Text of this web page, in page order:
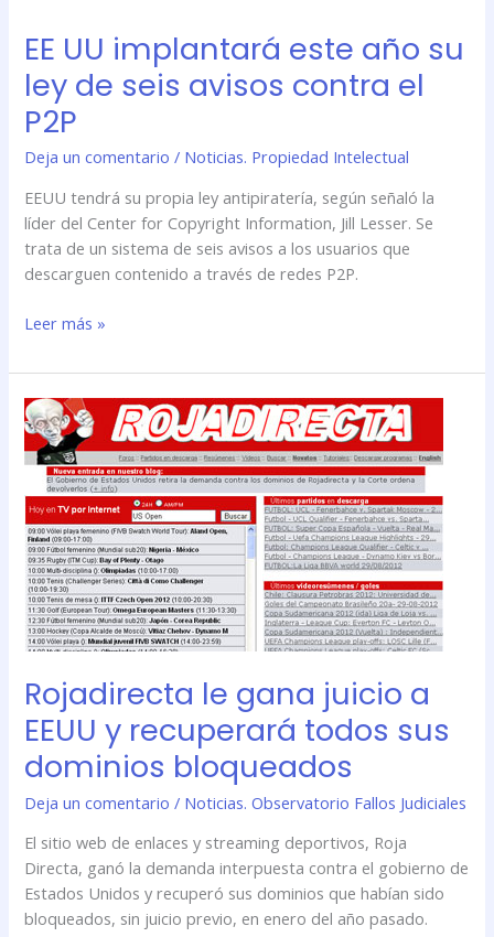
EE UU implantará este año su
ley de seis avisos contra el
P2P
Deja un comentario / Noticias. Propiedad Intelectual
EEUU tendrá su propia ley antipiratería, según señaló la
líder del Center for Copyright Information, Jill Lesser. Se
trata de un sistema de seis avisos a los usuarios que
descarguen contenido a través de redes P2P.
seis
avisos
contra
el
P2P
Leer más »
Rojadirecta le gana juicio a
EEUU y recuperará todos sus
dominios bloqueados
Deja un comentario / Noticias. Observatorio Fallos Judiciales
El sitio web de enlaces y streaming deportivos, Roja
Directa, ganó la demanda interpuesta contra el gobierno de
Estados Unidos y recuperó sus dominios que habían sido
bloqueados, sin juicio previo, en enero del año pasado.
Rojadirecta
le
gana
juicio
a
EEUU
y
recuperará
todos
sus
bloqueados